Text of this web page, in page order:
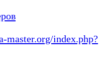
index.php?